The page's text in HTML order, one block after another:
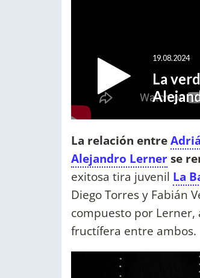
La relación entre
Alejandro Lernerse
exitosa tira juvenil La
Diego Torres y Fabián
compuesto por Lerner,
fructífera entre ambos.